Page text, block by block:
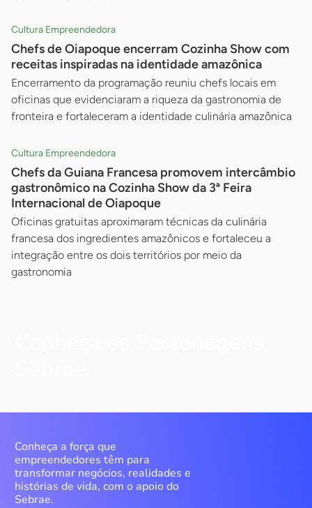
Cultura Empreendedora
Chefs de Oiapoque encerram Cozinha Show com
receitas inspiradas na identidade amazônica
Encerramento da programação reuniu chefs locais em
oficinas que evidenciaram a riqueza da gastronomia de
fronteira e fortaleceram a identidade culinária amazônica
Cultura Empreendedora
Chefs da Guiana Francesa promovem intercâmbio
gastronômico na Cozinha Show da 3ª Feira
Internacional de Oiapoque
Oficinas gratuitas aproximaram técnicas da culinária
francesa dos ingredientes amazônicos e fortaleceu a
integração entre os dois territórios por meio da
gastronomia
Conheça a força que
empreendedores têm para
transformar negócios, realidades e
histórias de vida, com o apoio do
Sebrae.